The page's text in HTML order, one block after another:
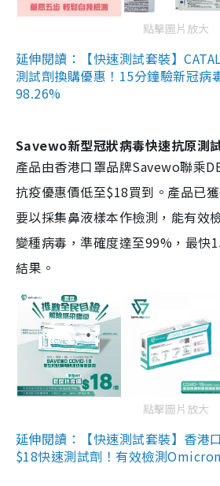
點擊圖片放大
延伸閱讀：【快速測試套裝】
測試劑換購優惠！15分鐘驗新冠病
98.26%
Savewo新型冠狀病毒快速抗原測
產品由香港口罩品牌Savewo聯乘
抗疫優惠價低至$18買到。產品已
要以採集鼻液樣本作檢測，能有
變種病毒，準確度達至99%，最快
結果。
點擊圖片放大
延伸閱讀：【快速測試套裝】香港
$18快速測試劑！有效檢測